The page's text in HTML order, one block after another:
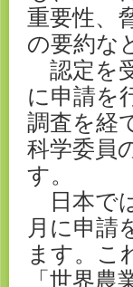
重要性、
の要約な
認定を
に申請を
調査を経
科学委員
す。
日本で
月に申請
ます。こ
「世界